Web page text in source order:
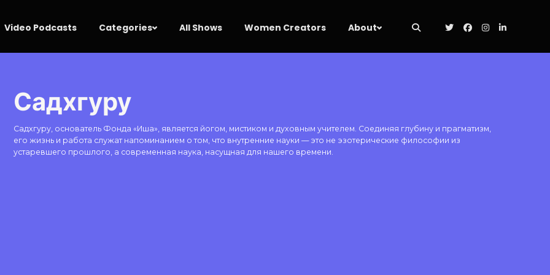
Video Podcasts Categories All Shows Women Creators About
Садхгуру
Садхгуру, основатель Фонда «Иша», является йогом, мистиком и духовным учителем. Соединяя глубину и прагматизм,
его жизнь и работа служат напоминанием о том, что внутренние науки — это не эзотерические философии из
устаревшего прошлого, а современная наука, насущная для нашего времени.